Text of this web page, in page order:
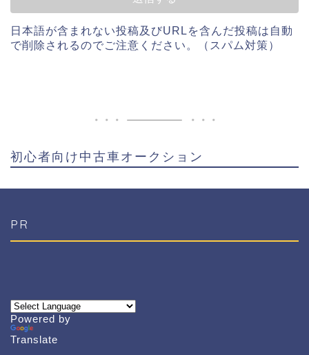
日本語が含まれない投稿及びURLを含んだ投稿は自動
で削除されるのでご注意ください。（スパム対策）
初心者向け中古車オークション
PR
Powered by
Translate